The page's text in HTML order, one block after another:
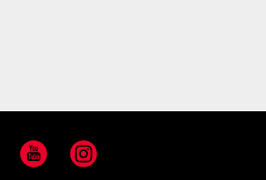
YouTubeInstagram